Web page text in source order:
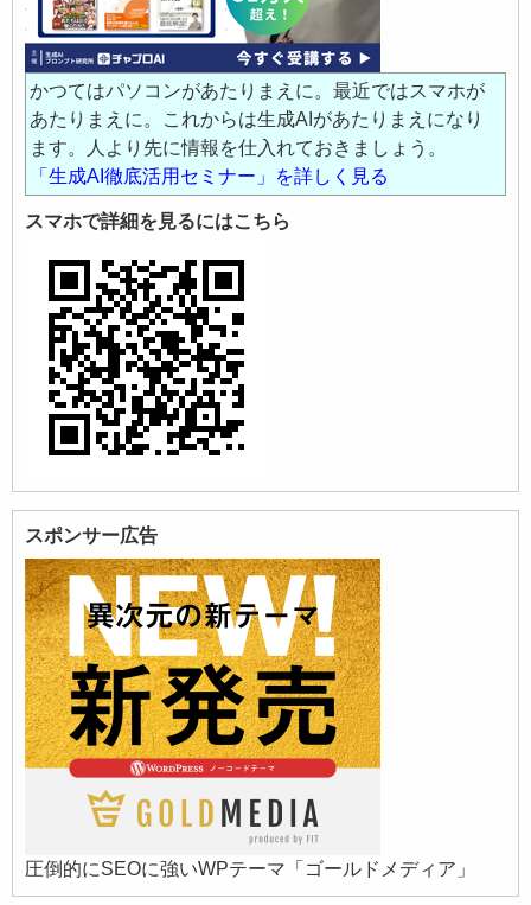
かつてはパソコンがあたりまえに。最近ではスマホが
あたりまえに。これからは生成AIがあたりまえになり
ます。人より先に情報を仕入れておきましょう。
「生成AI徹底活用セミナー」を詳しく見る
スマホで詳細を見るにはこちら
スポンサー広告
圧倒的にSEOに強いWPテーマ「ゴールドメディア」